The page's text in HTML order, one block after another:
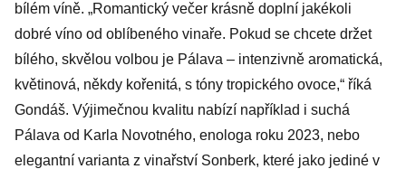
bílém víně. „Romantický večer krásně doplní jakékoli
dobré víno od oblíbeného vinaře. Pokud se chcete držet
bílého, skvělou volbou je Pálava – intenzivně aromatická,
květinová, někdy kořenitá, s tóny tropického ovoce,“ říká
Gondáš. Výjimečnou kvalitu nabízí například i suchá
Pálava od Karla Novotného, enologa roku 2023, nebo
elegantní varianta z vinařství Sonberk, které jako jediné v